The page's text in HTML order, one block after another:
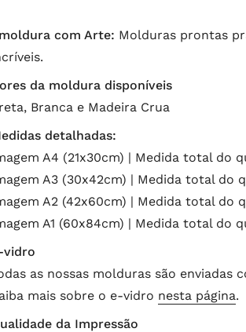
com Arte: Molduras prontas
da moldura disponíveis
Branca e Madeira Crua
detalhadas:
A4 (21x30cm) | Medida total do
A3 (30x42cm) | Medida total do
A2 (42x60cm) | Medida total do
A1 (60x84cm) | Medida total do
vidro
as nossas molduras são enviadas
mais sobre o e-vidro nesta página.
da Impressão